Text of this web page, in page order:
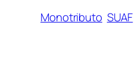
Monotributo SUAF